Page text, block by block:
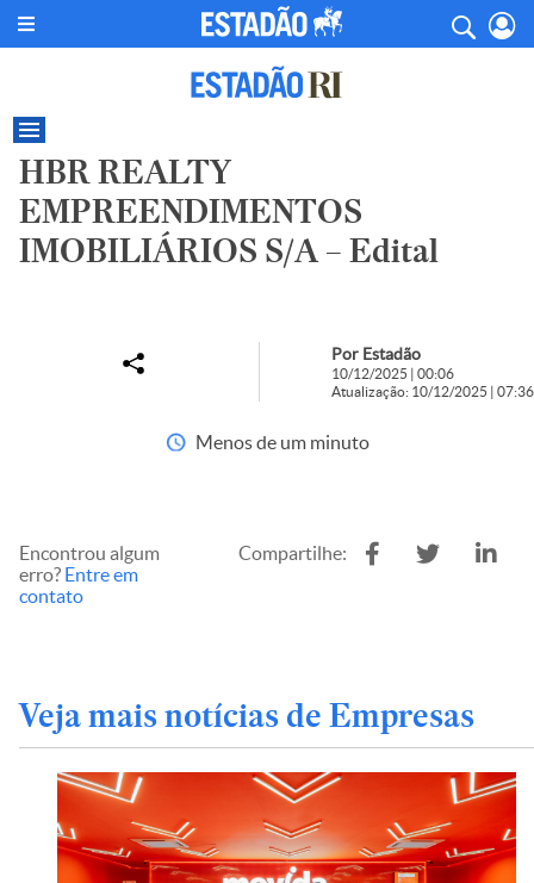
HBR REALTY
EMPREENDIMENTOS
IMOBILIÁRIOS S/A – Edital
Por Estadão
10/12/2025 | 00:06
Atualização: 10/12/2025 | 07:36
Menos de um minuto
Encontrou algum
erro? Entre em
contato
Compartilhe:
Veja mais notícias de Empresas